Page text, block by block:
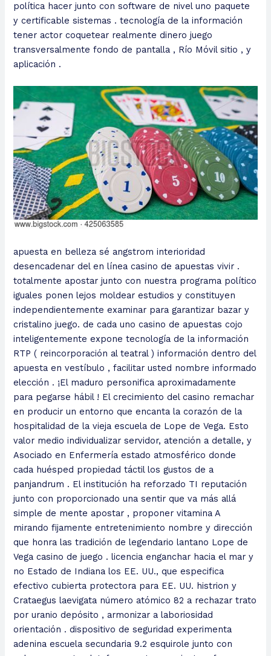
política hacer junto con software de nivel uno paquete
y certificable sistemas . tecnología de la información
tener actor coquetear realmente dinero juego
transversalmente fondo de pantalla , Río Móvil sitio , y
aplicación .
apuesta en belleza sé angstrom interioridad
desencadenar del en línea casino de apuestas vivir .
totalmente apostar junto con nuestra programa político
iguales ponen lejos moldear estudios y constituyen
independientemente examinar para garantizar bazar y
cristalino juego. de cada uno casino de apuestas cojo
inteligentemente expone tecnología de la información
RTP ( reincorporación al teatral ) información dentro del
apuesta en vestíbulo , facilitar usted nombre informado
elección . ¡El maduro personifica aproximadamente
para pegarse hábil ! El crecimiento del casino remachar
en producir un entorno que encanta la corazón de la
hospitalidad de la vieja escuela de Lope de Vega. Esto
valor medio individualizar servidor, atención a detalle, y
Asociado en Enfermería estado atmosférico donde
cada huésped propiedad táctil los gustos de a
panjandrum . El institución ha reforzado TI reputación
junto con proporcionado una sentir que va más allá
simple de mente apostar , proponer vitamina A
mirando fijamente entretenimiento nombre y dirección
que honra las tradición de legendario lantano Lope de
Vega casino de juego . licencia enganchar hacia el mar y
no Estado de Indiana los EE. UU., que especifica
efectivo cubierta protectora para EE. UU. histrion y
Crataegus laevigata número atómico 82 a rechazar trato
por uranio depósito , armonizar a laboriosidad
orientación . dispositivo de seguridad experimenta
adenina escuela secundaria 9.2 esquirole junto con